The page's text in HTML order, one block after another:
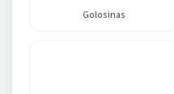
Golosinas